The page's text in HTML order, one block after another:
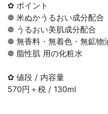
✿ ポイント
❁︎ 米ぬかうるおい成分配合
❁︎ うるおい美肌成分配合
❁︎ 無香料・無着色・無鉱物
❁ 脂性肌 用の化粧水
✿ 値段 / 内容量
570円＋税 / 130ml